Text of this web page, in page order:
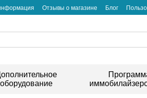
Отзывы о магазине Блог
оборудование